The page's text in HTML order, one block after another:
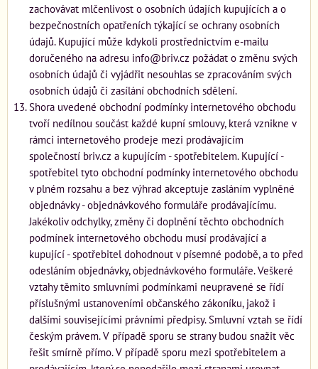
zachovávat mlčenlivost o osobních údajích kupujících a o
bezpečnostních opatřeních týkající se ochrany osobních
údajů. Kupující může kdykoli prostřednictvím e-mailu
doručeného na adresu info@briv.cz požádat o změnu svých
osobních údajů či vyjádřit nesouhlas se zpracováním svých
osobních údajů či zasílání obchodních sdělení.
Shora uvedené obchodní podmínky internetového obchodu
tvoří nedílnou součást každé kupní smlouvy, která vznikne v
rámci internetového prodeje mezi prodávajícím
společností briv.cz a kupujícím - spotřebitelem. Kupující -
spotřebitel tyto obchodní podmínky internetového obchodu
v plném rozsahu a bez výhrad akceptuje zasláním vyplněné
objednávky - objednávkového formuláře prodávajícímu.
Jakékoliv odchylky, změny či doplnění těchto obchodních
podmínek internetového obchodu musí prodávající a
kupující - spotřebitel dohodnout v písemné podobě, a to před
odesláním objednávky, objednávkového formuláře. Veškeré
vztahy těmito smluvními podmínkami neupravené se řídí
příslušnými ustanoveními občanského zákoníku, jakož i
dalšími souvisejícími právními předpisy. Smluvní vztah se řídí
českým právem. V případě sporu se strany budou snažit věc
řešit smírně přímo. V případě sporu mezi spotřebitelem a